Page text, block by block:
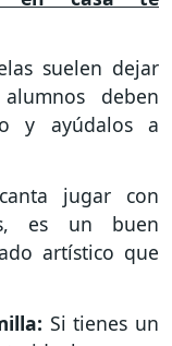
suelen dejar
deben
y ayúdalos a
jugar con
es un buen
artístico que
Si tienes un